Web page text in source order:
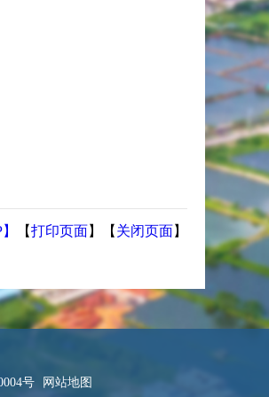
【打印页面】【 关闭页面】
号 网站地图